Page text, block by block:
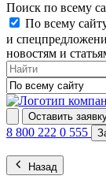
Поиск по всему
По всему
и
новостям и
Оставить
8 800 222 0 555
Назад